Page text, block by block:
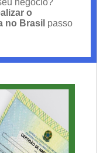
negócio?
o
no Brasil passo